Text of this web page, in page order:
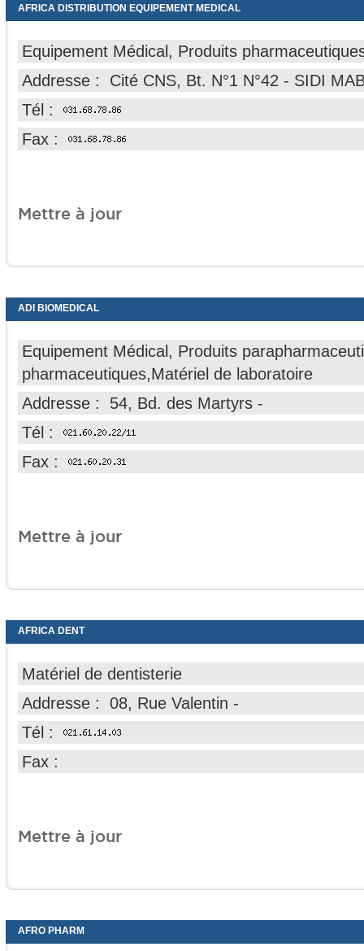
AFRICA DISTRIBUTION EQUIPEMENT MEDICAL
Equipement Médical, Produits
Addresse : Cité CNS, Bt. N°1 N°42 - SIDI
Tél :
Fax :
Mettre à jour
ADI BIOMEDICAL
Equipement Médical, Produits
pharmaceutiques,Matériel de laboratoire
Addresse : 54, Bd. des Martyrs -
Tél :
Fax :
Mettre à jour
AFRICA DENT
Matériel de dentisterie
Addresse : 08, Rue Valentin -
Tél :
Fax :
Mettre à jour
AFRO PHARM